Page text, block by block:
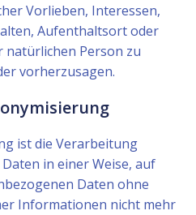
Vorlieben, Interessen,
Aufenthaltsort oder
natürlichen Person zu
vorherzusagen.
ist die Verarbeitung
in einer Weise, auf
Daten ohne
Informationen nicht mehr